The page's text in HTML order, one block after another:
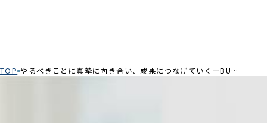
TOP やるべきことに真摯に向き合い、成果につなげていくーBUDDY賞受賞者 新井さんインタビュー